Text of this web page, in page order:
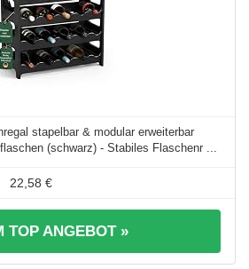
stapelbar & modular erweiterbar
(schwarz) - Stabiles Flaschenr ...
22,58 €
TOP ANGEBOT »